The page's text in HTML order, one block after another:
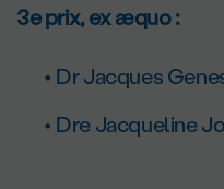
3eprix, ex æquo :
Dr Jacques
Dre Jacqueline